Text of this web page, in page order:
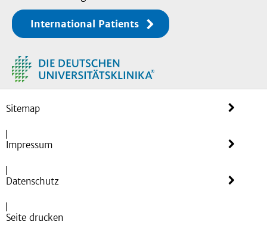
International Patients
Sitemap
Impressum
Datenschutz
Seite drucken